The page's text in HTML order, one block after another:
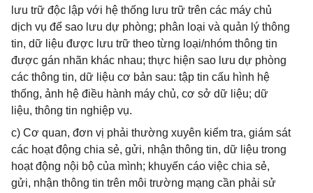
lưu trữ độc lập với hệ thống lưu trữ trên các máy chủ
dịch vụ để sao lưu dự phòng; phân loại và quản lý thông
tin, dữ liệu được lưu trữ theo từng loại/nhóm thông tin
được gán nhãn khác nhau; thực hiện sao lưu dự phòng
các thông tin, dữ liệu cơ bản sau: tập tin cấu hình hệ
thống, ảnh hệ điều hành máy chủ, cơ sở dữ liệu; dữ
liệu, thông tin nghiệp vụ.
c) Cơ quan, đơn vị phải thường xuyên kiểm tra, giám sát
các hoạt động chia sẻ, gửi, nhận thông tin, dữ liệu trong
hoạt động nội bộ của mình; khuyến cáo việc chia sẻ,
gửi, nhận thông tin trên môi trường mạng cần phải sử